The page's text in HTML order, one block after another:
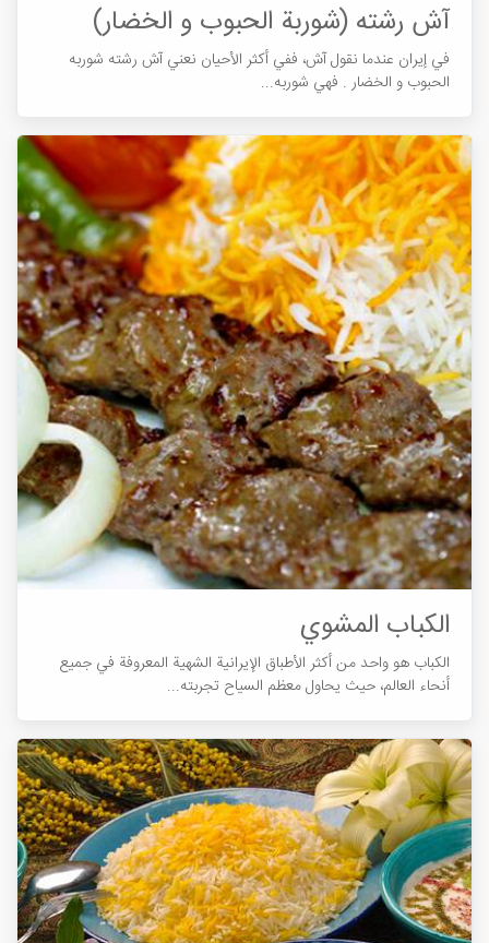
آش رشته (شوربة الحبوب و الخضار)
في إیران عندما نقول آش، ففي أکثر الأحیان نعني آش رشته شوربه
الحبوب و الخضار . فهي شوربه...
الكباب المشوي
الكباب هو واحد من أكثر الأطباق الإيرانية الشهية المعروفة في جميع
أنحاء العالم، حيث يحاول معظم السياح تجربته...